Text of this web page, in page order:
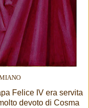
Felice IV era servita
devoto di Cosma